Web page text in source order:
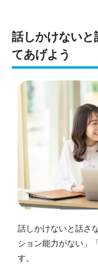
話しかけないと
てあげよう
話しかけないと話さ
ション能力がない」
す。